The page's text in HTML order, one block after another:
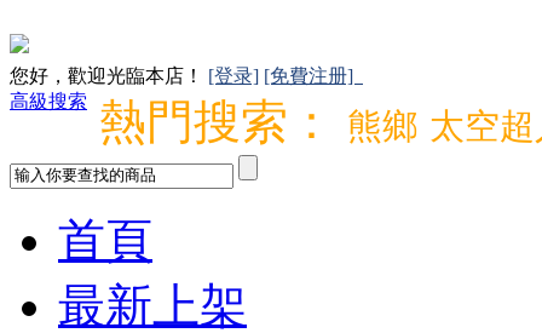
您好，歡迎光臨本店！ [登录] [免費注册]
高級搜索
熱門搜索： 熊鄉 太空
首頁
最新上架